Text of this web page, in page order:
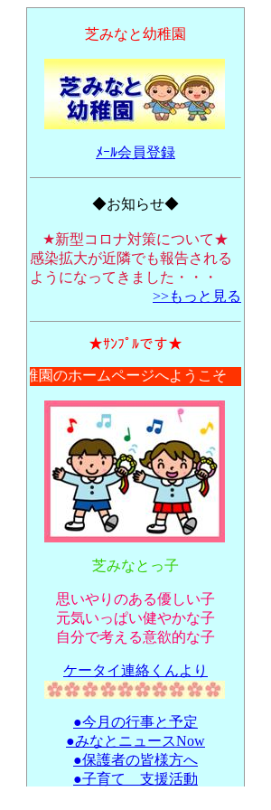
芝みなと幼稚園
ﾒｰﾙ会員登録
◆お知らせ◆
★新型コロナ対策について★
感染拡大が近隣でも報告される
ようになってきました・・・
>>もっと見る
★ｻﾝﾌﾟﾙです★
幼稚園のホームページへようこそ
芝みなとっ子
思いやりのある優しい子
元気いっぱい健やかな子
自分で考える意欲的な子
ケータイ連絡くんより
●今月の行事と予定
●みなとニュースNow
●保護者の皆様方へ
●子育て 支援活動